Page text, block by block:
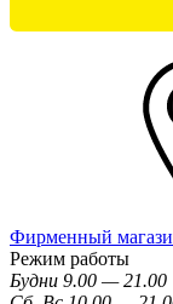
Фирменный
Режим работы
Будни 9.00 — 21.00